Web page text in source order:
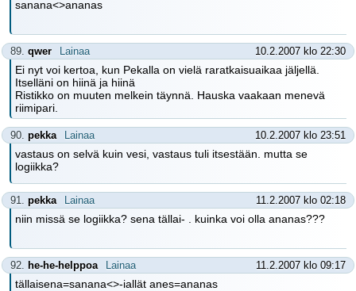
sanana<>ananas
89. qwer Lainaa 10.2.2007 klo 22:30
Ei nyt voi kertoa, kun Pekalla on vielä raratkaisuaikaa jäljellä.
Itselläni on hiinä ja hiinä
Ristikko on muuten melkein täynnä. Hauska vaakaan menevä
riimipari.
90. pekka Lainaa 10.2.2007 klo 23:51
vastaus on selvä kuin vesi, vastaus tuli itsestään. mutta se
logiikka?
91. pekka Lainaa 11.2.2007 klo 02:18
niin missä se logiikka? sena tällai- . kuinka voi olla ananas???
92. he-he-helppoa Lainaa 11.2.2007 klo 09:17
tällaisena=sanana<>-iallät anes=ananas